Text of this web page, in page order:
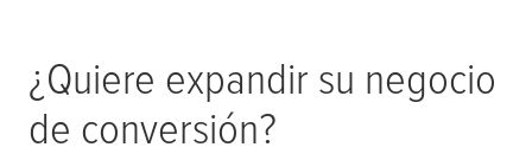
¿Quiere expandir su negocio
de conversión?